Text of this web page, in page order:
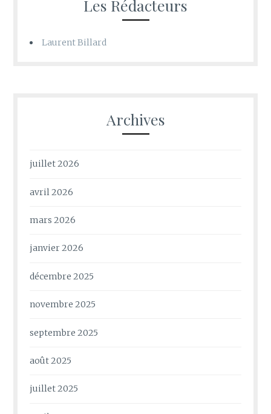
Les Rédacteurs
Laurent Billard
Archives
juillet 2026
avril 2026
mars 2026
janvier 2026
décembre 2025
novembre 2025
septembre 2025
août 2025
juillet 2025